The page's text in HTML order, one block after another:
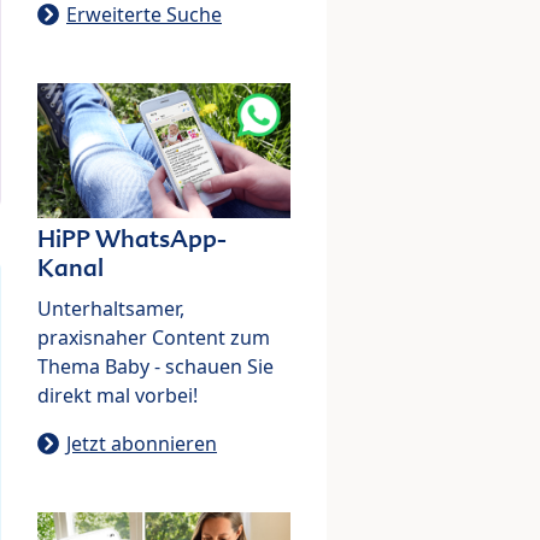
Erweiterte Suche
HiPP WhatsApp-
Kanal
Unterhaltsamer,
praxisnaher Content zum
Thema Baby - schauen Sie
direkt mal vorbei!
Jetzt abonnieren